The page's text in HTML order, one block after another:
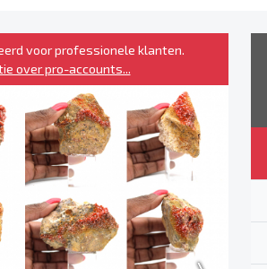
voor professionele klanten.
over pro-accounts...